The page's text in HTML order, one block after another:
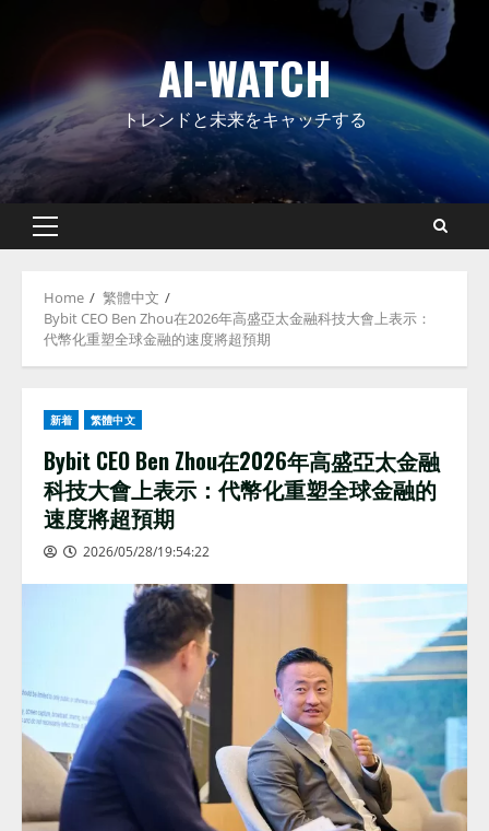
AI-WATCH
トレンドと未来をキャッチする
Primary
Home
繁體中文
Bybit CEO Ben Zhou在2026年高盛亞太金融科技大會上表示：
代幣化重塑全球金融的速度將超預期
新着 繁體中文
Bybit CEO Ben Zhou在2026年高盛亞太金融
科技大會上表示：代幣化重塑全球金融的
速度將超預期
2026/05/28/19:54:22